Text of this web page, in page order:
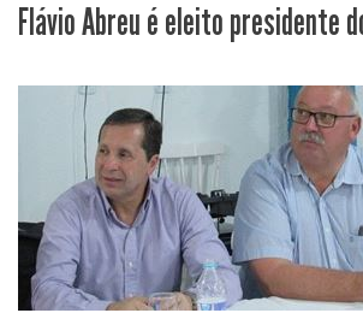
Flávio Abreu é eleito presidente